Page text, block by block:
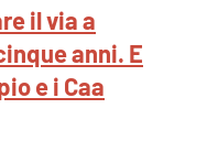
il via a
anni. E
e i Caa